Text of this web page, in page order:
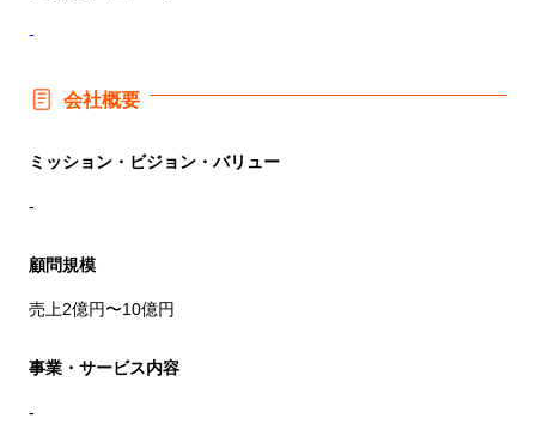
-
会社概要
ミッション・ビジョン・バリュー
-
顧問規模
売上2億円〜10億円
事業・サービス内容
-